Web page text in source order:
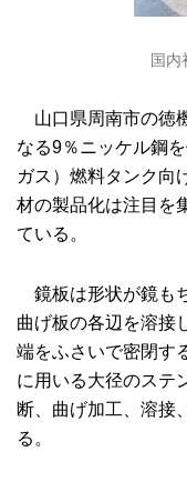
国内
山口県周南市の徳
なる9％ニッケル鋼
ガス）燃料タンク向
材の製品化は注目を
ている。
鏡板は形状が鏡も
曲げ板の各辺を溶接
端をふさいで密閉す
に用いる大径のステ
断、曲げ加工、溶接
る。